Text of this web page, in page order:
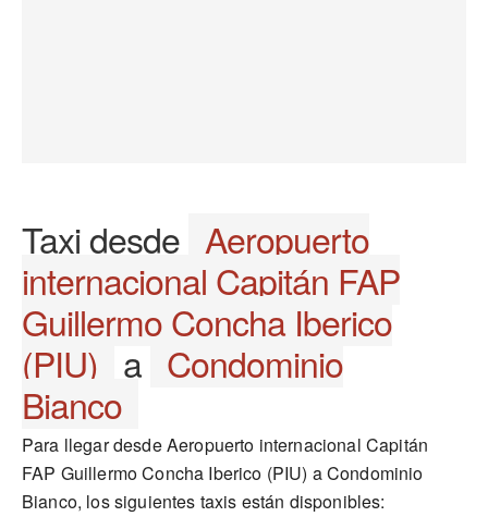
Taxi desde Aeropuerto
internacional Capitán FAP
Guillermo Concha Iberico
(PIU) a Condominio
Bianco
Para llegar desde Aeropuerto internacional Capitán
FAP Guillermo Concha Iberico (PIU) a Condominio
Bianco, los siguientes taxis están disponibles: